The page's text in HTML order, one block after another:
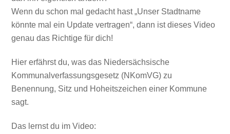
Wenn du schon mal gedacht hast „Unser Stadtname
könnte mal ein Update vertragen“, dann ist dieses Video
genau das Richtige für dich!
Hier erfährst du, was das Niedersächsische
Kommunalverfassungsgesetz (NKomVG) zu
Benennung, Sitz und Hoheitszeichen einer Kommune
sagt.
Das lernst du im Video: